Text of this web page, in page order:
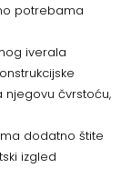
potrebama
iverala
njegovu čvrstoću,
dodatno štite
izgled